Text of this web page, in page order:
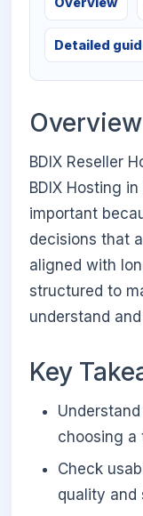
Detailed
Overview
BDIX Reseller
BDIX Hosting in
important
decisions that
aligned with
structured to
understand
Key
choosing a
Check
quality and